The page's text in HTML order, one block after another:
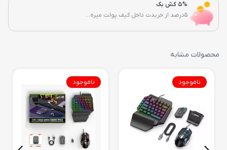
5% کش بک
5درصد از خریدت داخل کیف پولت میره...
محصولات مشابه
ناموجود ناموجود